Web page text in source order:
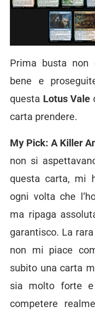
Prima busta non
bene e
questa Lotus Vale
carta prendere.
My Pick: A Killer
non si
questa carta, mi
ogni volta che
ma ripaga
garantisco. La
non mi piace
subito una carta
sia molto forte e
competere